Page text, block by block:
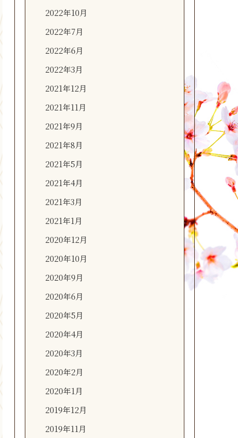
2022年10月
2022年7月
2022年6月
2022年3月
2021年12月
2021年11月
2021年9月
2021年8月
2021年5月
2021年4月
2021年3月
2021年1月
2020年12月
2020年10月
2020年9月
2020年6月
2020年5月
2020年4月
2020年3月
2020年2月
2020年1月
2019年12月
2019年11月